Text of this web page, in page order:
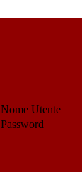
Nome Utente
Password